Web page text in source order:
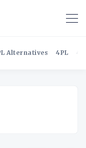
Alternatives 4PL